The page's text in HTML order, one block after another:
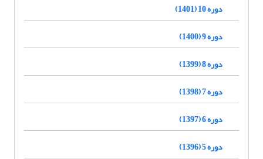
دوره 10 (1401)
دوره 9 (1400)
دوره 8 (1399)
دوره 7 (1398)
دوره 6 (1397)
دوره 5 (1396)